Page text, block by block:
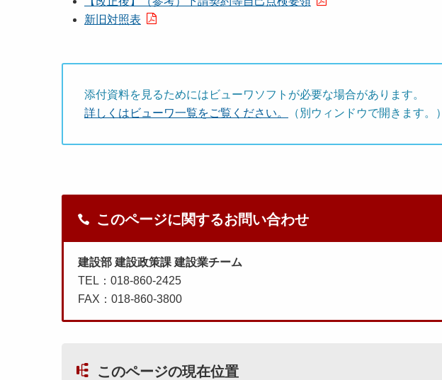
新旧対照表
添付資料を見るためにはビューワソフトが必要な場合があります。
詳しくはビューワ一覧をご覧ください。
（別ウィンドウで開きます。）
このページに関するお問い合わせ
建設部 建設政策課 建設業チーム
TEL：018-860-2425
FAX：018-860-3800
このページの現在位置